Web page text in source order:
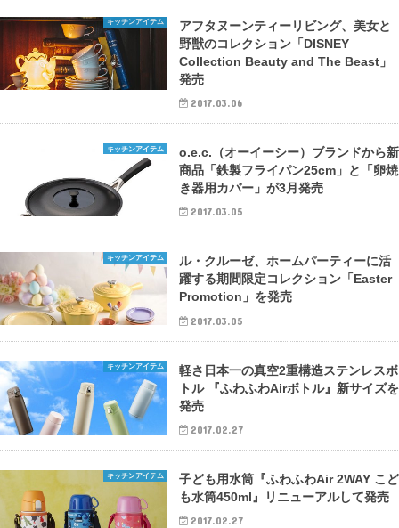
キッチンアイテム
アフタヌーンティーリビング、美女と
野獣のコレクション「DISNEY
Collection Beauty and The Beast」
発売
2017.03.06
キッチンアイテム
o.e.c.（オーイーシー）ブランドから新
商品「鉄製フライパン25cm」と「卵焼
き器用カバー」が3月発売
2017.03.05
キッチンアイテム
ル・クルーゼ、ホームパーティーに活
躍する期間限定コレクション「Easter
Promotion」を発売
2017.03.05
キッチンアイテム
軽さ日本一の真空2重構造ステンレスボ
トル 『ふわふわAirボトル』新サイズを
発売
2017.02.27
キッチンアイテム
子ども用水筒『ふわふわAir 2WAY こど
も水筒450ml』リニューアルして発売
2017.02.27